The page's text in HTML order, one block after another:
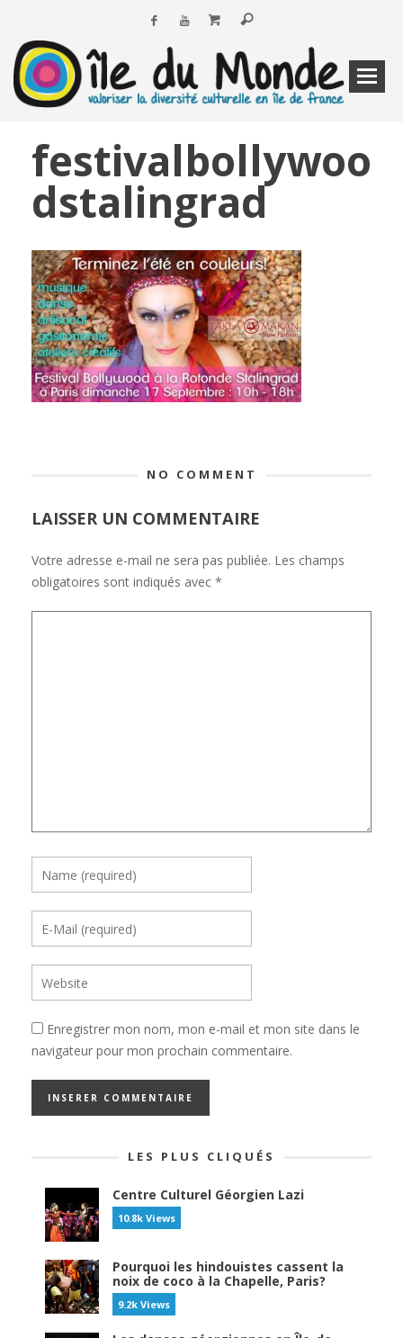
festivalbollywoo
dstalingrad
NO COMMENT
LAISSER UN COMMENTAIRE
Votre adresse e-mail ne sera pas publiée. Les champs
obligatoires sont indiqués avec *
Enregistrer mon nom, mon e-mail et mon site dans le
navigateur pour mon prochain commentaire.
LES PLUS CLIQUÉS
Centre Culturel Géorgien Lazi
10.8k Views
Pourquoi les hindouistes cassent la
noix de coco à la Chapelle, Paris?
9.2k Views